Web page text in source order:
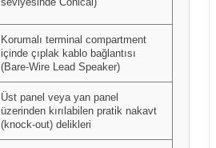
Korumalı terminal compartment
içinde çıplak kablo bağlantısı
(Bare-Wire Lead Speaker)
Üst panel veya yan panel
üzerinden kırılabilen pratik nakavt
(knock-out) delikleri